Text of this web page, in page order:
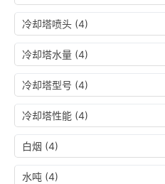
冷却塔喷头 (4)
冷却塔水量 (4)
冷却塔型号 (4)
冷却塔性能 (4)
白烟 (4)
水吨 (4)